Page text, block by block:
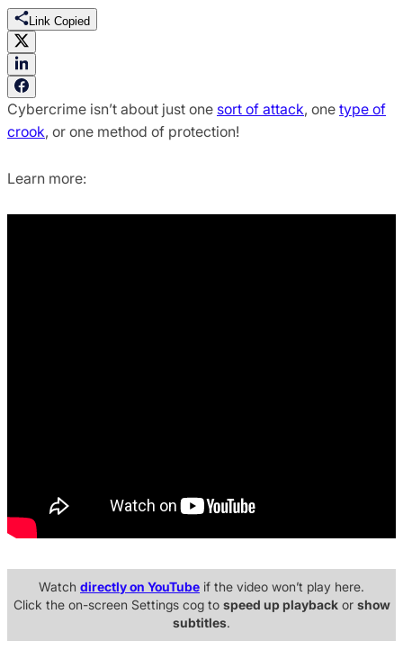
Link Copied
Cybercrime isn’t about just one sort of attack, one type of
crook, or one method of protection!
Learn more:
Watch directly on YouTube if the video won’t play here.
Click the on-screen Settings cog to speed up playbackor show
subtitles.